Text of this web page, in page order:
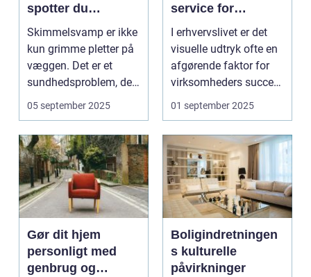
spotter du
problemet
Skimmelsvamp er ikke
kun grimme pletter på
væggen. Det er et
sundhedsproblem, der
ofte s...
05 september 2025
service for
virksomheder
I erhvervslivet er det
visuelle udtryk ofte en
afgørende faktor for
virksomheders succes.
En ...
01 september 2025
Gør dit hjem
personligt med
genbrug og
Boligindretningen
s kulturelle
påvirkninger